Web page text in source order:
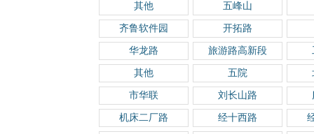
其他 五峰山
齐鲁软件园 开拓路
华龙路 旅游路高新段
其他 五院
市华联 刘长山路
机床二厂路 经十西路